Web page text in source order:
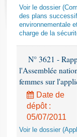
Rapports
Rapports sur
Baromètre de
Dossiers
Budget et
Questions
Comptes rendus
Voir le dossier
des plans
environnementale
charge de la
N° 3621 -
l'Assemblée
femmes sur
Date de
dépôt :
05/07/2011
Voir le dossier